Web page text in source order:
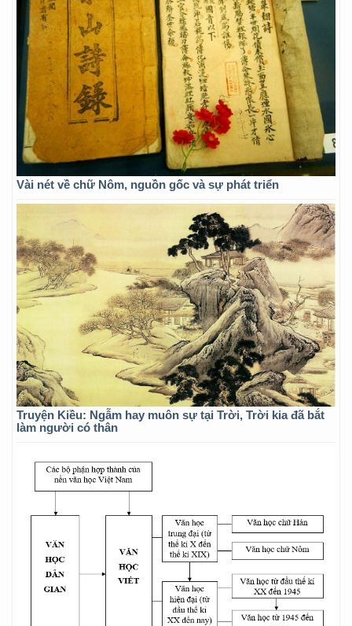
Vài nét về chữ Nôm, nguồn gốc và sự phát triển
Truyện Kiều: Ngẫm hay muôn sự tại Trời, Trời kia đã bắt
làm người có thân